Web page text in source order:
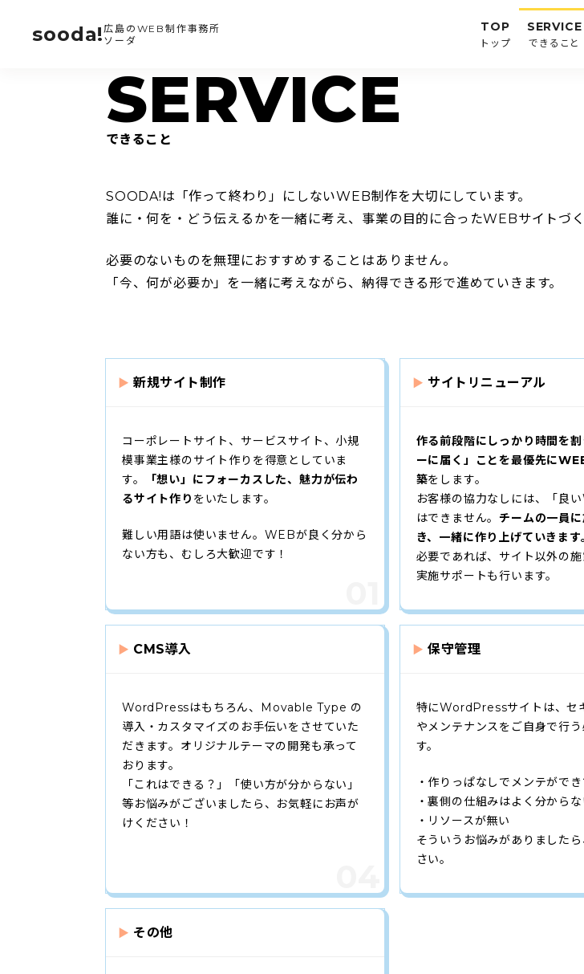
sooda!広島のWEB制作事務所
ソーダ
TOP
トップ
SERVICE
できること
できること
SOODA!は「作って終わり」にしないWEB制作を大切にしています。
誰に・何を・どう伝えるかを一緒に考え、事業の目的に合ったWEBサイトづく
必要のないものを無理におすすめすることはありません。
「今、何が必要か」を一緒に考えながら、納得できる形で進めていきます。
新規サイト制作
コーポレートサイト、サービスサイト、小規
模事業主様のサイト作りを得意としていま
す。
「想い」にフォーカスした、魅力が伝わ
るサイト作り をいたします。
難しい用語は使いません。WEBが良く分から
ない方も、むしろ大歓迎です！
サイトリニューアル
作る前段階にしっかり時間を
ーに届く」ことを最優先に
築をします。
お客様の協力なしには、「良
はできません。 チームの一員
き、一緒に作り上げていきます
必要であれば、サイト以外の施
実施サポートも行います。
CMS導入
WordPressはもちろん、Movable Type の
導入・カスタマイズのお手伝いをさせていた
だきます。オリジナルテーマの開発も承って
おります。
「これはできる？」「使い方が分からない」
等お悩みがございましたら、お気軽にお声が
けください！
保守管理
特にWordPressサイトは、セ
やメンテナンスをご自身で行
す。
・作りっぱなしでメンテがで
・裏側の仕組みはよく分からな
・リソースが無い
そういうお悩みがありました
さい。
その他